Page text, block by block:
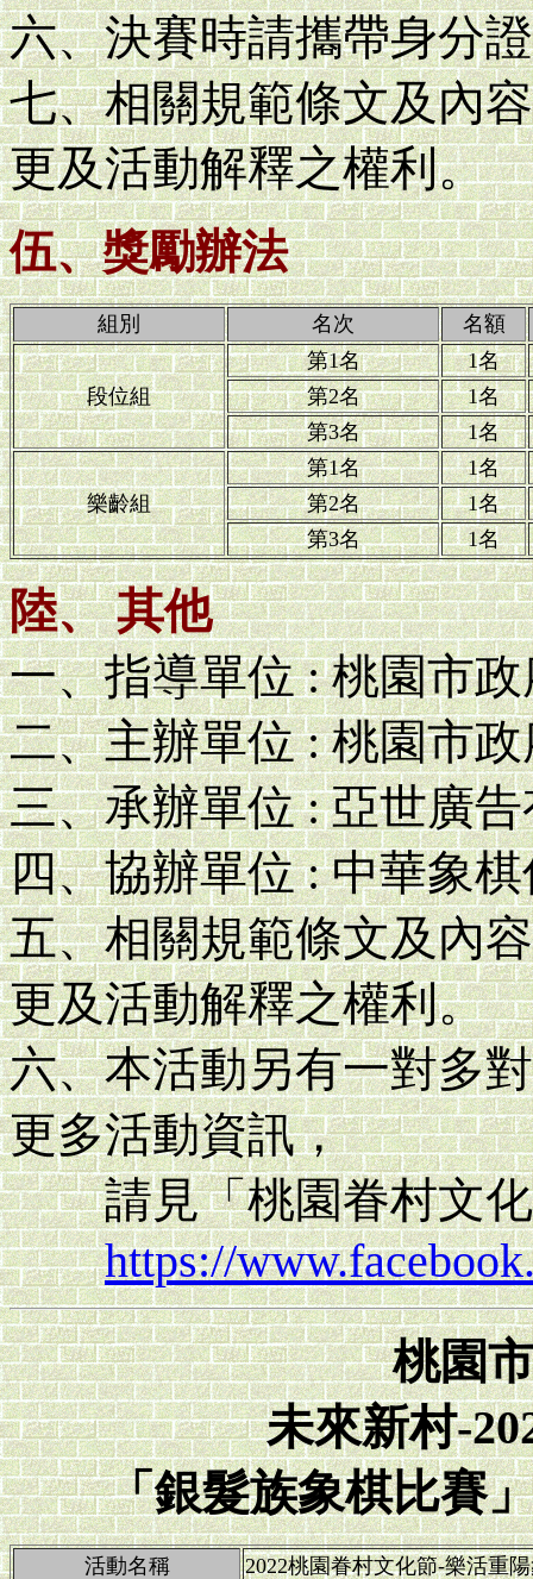
六、決賽時請攜帶身分
七、相關規範條文及內
更及活動解釋之權利。
伍、獎勵辦法
組別 名次 名額
段位組
第1名
1名
第2名
1名
第3名
1名
樂齡組
第1名
1名
第2名
1名
第3名
1名
陸、 其他
一、指導單位 : 桃園市
二、主辦單位 : 桃園市
三、承辦單位 : 亞世廣
四、協辦單位 : 中華象
五、相關規範條文及內
更及活動解釋之權利。
六、本活動另有一對多
更多活動資訊，
請見「桃園眷村文化
https://
桃園
未來新村-
「銀髮族象棋比賽
活動名稱
2022桃園眷村文化節-樂活重